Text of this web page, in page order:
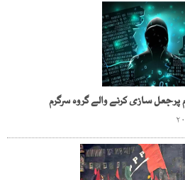
پرجعل سازی کرنے والے گروہ سرگرم